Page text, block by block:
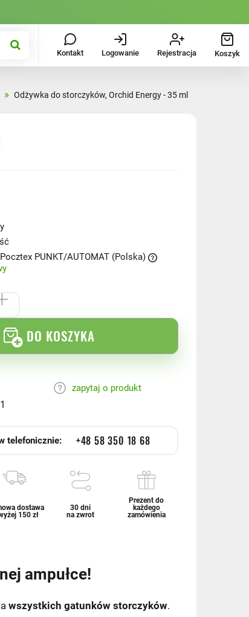
Kontakt Logowanie Rejestracja Koszyk
» Odżywka do storczyków, Orchid Energy - 35 ml
PUNKT/AUTOMAT (Polska)
DO KOSZYKA
zapytaj o produkt
telefonicznie: +48 58 350 18 68
dostawa
150 zł
30 dni
na zwrot
Prezent do
każdego
zamówienia
ampułce!
wszystkich gatunków storczyków.